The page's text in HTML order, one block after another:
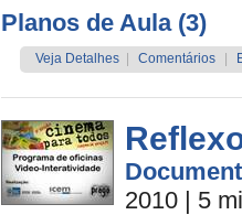
Planos de Aula (3)
Veja Detalhes Comentários
2010 | 5